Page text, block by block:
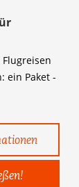
ein Paket -